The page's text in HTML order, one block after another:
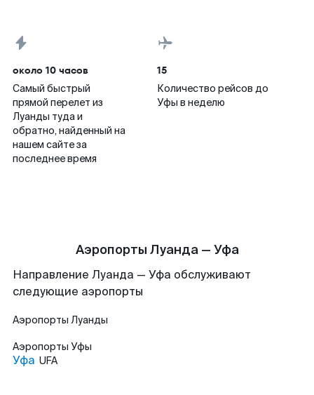
около 10 часов
Самый быстрый
прямой перелет из
Луанды туда и
обратно, найденный на
нашем сайте за
последнее время
15
Количество рейсов до
Уфы в неделю
Аэропорты Луанда — Уфа
Направление Луанда — Уфа обслуживают
следующие аэропорты
Аэропорты Луанды
Аэропорты Уфы
Уфа UFA